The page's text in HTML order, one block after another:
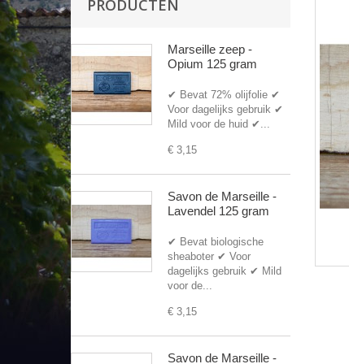
PRODUCTEN
Marseille zeep -
Opium 125 gram
✔ Bevat 72% olijfolie ✔
Voor dagelijks gebruik ✔
Mild voor de huid ✔...
€ 3,15
Savon de Marseille -
Lavendel 125 gram
✔ Bevat biologische
sheaboter ✔ Voor
dagelijks gebruik ✔ Mild
voor de...
€ 3,15
Savon de Marseille -